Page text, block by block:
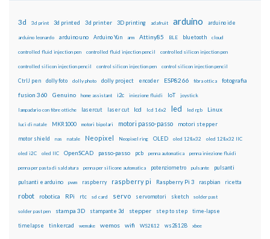
3d 3d print 3d printed 3d printer 3D printing adafruit arduino arduino ide
arduino leonardo arduino uno Arduino Yún arm Attiny85 BLE bluetooth cloud
controlled fluid injection pen controlled fluid injection pencil controlled silicon injection pen
controlled silicon injection pencil control silicon injection pen control silicon injection pencil
CtrlJ pen dolly foto dolly photo dolly project encoder ESP8266 fibra ottica fotografia
fusion 360 Genuino home assistant i2c iniezione fluidi IoT joystick
lampadario con fibre ottiche lasercut laser cut lcd lcd 16x2 led led rgb Linux
luci di natale MKR1000 motori bipolari motori passo-passo motori stepper
motor shield nas natale Neopixel Neopixel ring OLED oled 128x32 oled 128x32 IIC
oled i2C oled IIC OpenSCAD passo-passo pcb penna automatica penna iniezione fluidi
penna per pasta di saldatura penna per silicone automatica potenziometro pulsante pulsanti
pulsanti e arduino pwm raspberry raspberry pi Raspberry Pi 3 raspbian ricetta
robot robotica RPi rtc sd card servo servomotori sketch solder past
solder past pen stampa 3D stampante 3d stepper step to step time-lapse
timelapse tinkercad wemake wemos wifi WS2812 ws2812B xbee